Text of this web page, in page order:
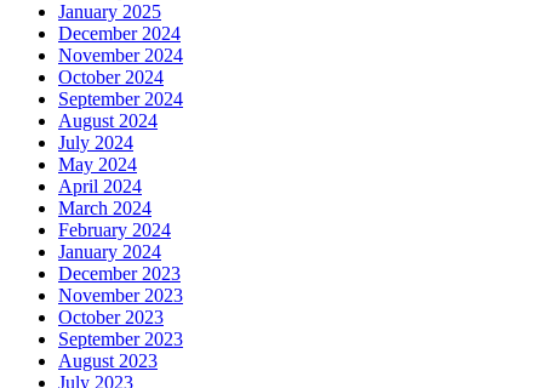
January 2025
December 2024
November 2024
October 2024
September 2024
August 2024
July 2024
May 2024
April 2024
March 2024
February 2024
January 2024
December 2023
November 2023
October 2023
September 2023
August 2023
July 2023